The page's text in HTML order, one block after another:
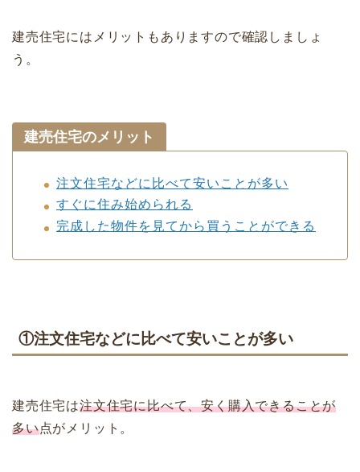
建売住宅にはメリットもありますので確認しましょ
う。
建売住宅のメリット
注文住宅などに比べて安いことが多い
すぐに住み始められる
完成した物件を見てから買うことができる
①注文住宅などに比べて安いことが多い
建売住宅は注文住宅に比べて、安く購入できることが
多い点がメリット。